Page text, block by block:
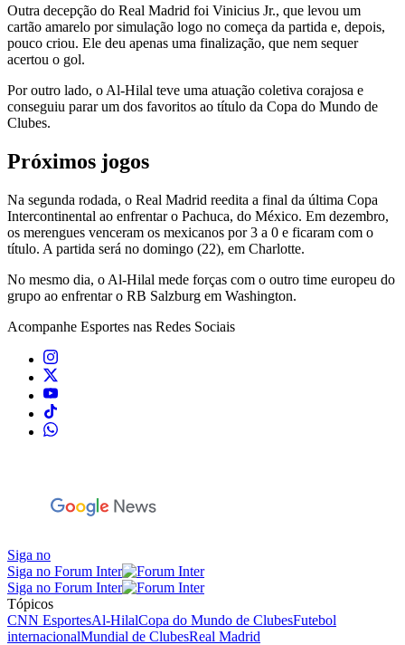
Outra decepção do Real Madrid foi Vinicius Jr., que levou um
cartão amarelo por simulação logo no começa da partida e, depois,
pouco criou. Ele deu apenas uma finalização, que nem sequer
acertou o gol.
Por outro lado, o Al-Hilal teve uma atuação coletiva corajosa e
conseguiu parar um dos favoritos ao título da Copa do Mundo de
Clubes.
Próximos jogos
Na segunda rodada, o Real Madrid reedita a final da última Copa
Intercontinental ao enfrentar o Pachuca, do México. Em dezembro,
os merengues venceram os mexicanos por 3 a 0 e ficaram com o
título. A partida será no domingo (22), em Charlotte.
No mesmo dia, o Al-Hilal mede forças com o outro time europeu do
grupo ao enfrentar o RB Salzburg em Washington.
Acompanhe Esportes nas Redes Sociais
Siga no
Siga no Forum Inter
Siga no Forum Inter
Tópicos
CNN EsportesAl-HilalCopa do Mundo de ClubesFutebol
internacionalMundial de ClubesReal Madrid